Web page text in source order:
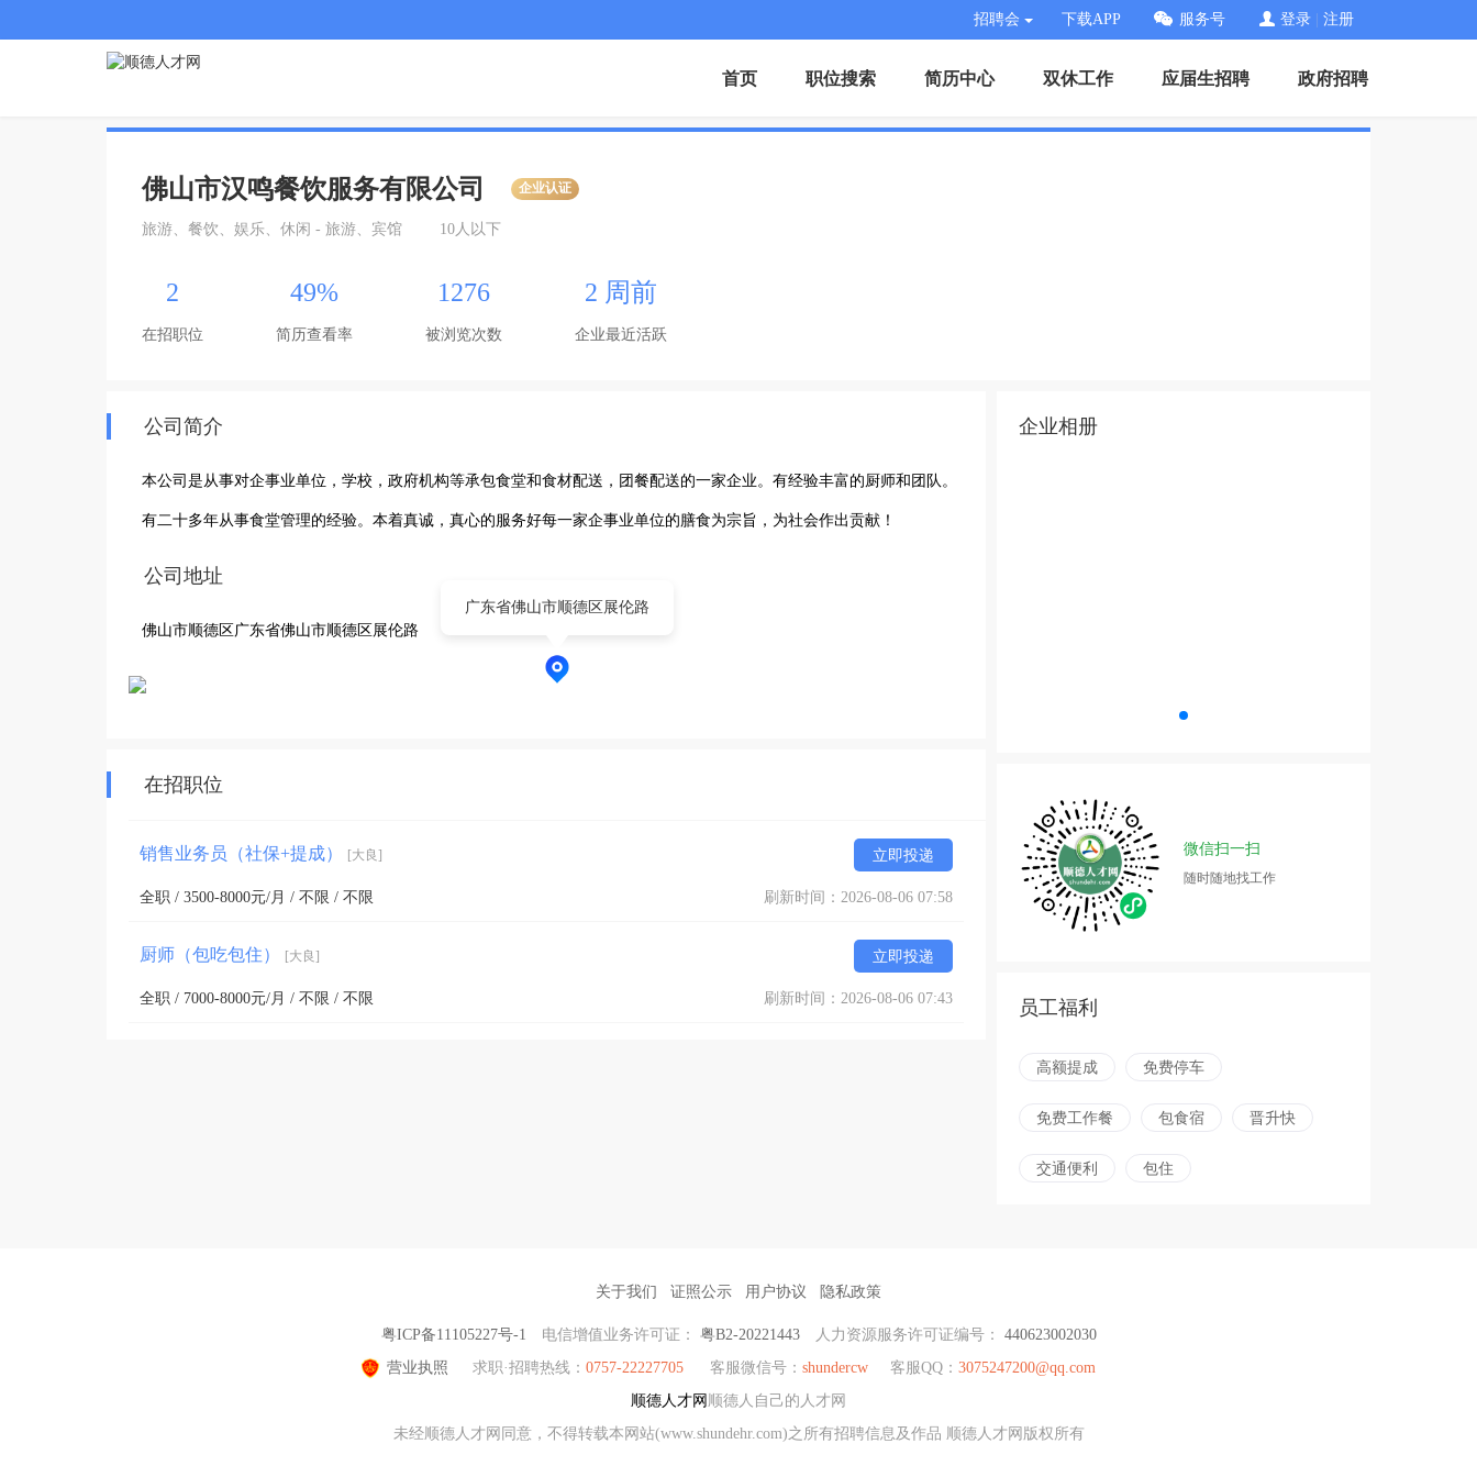
招聘会 下载APP 服务号 登录 注册
首页 职位搜索 简历中心 双休工作 应届生招聘 政府招聘
佛山市汉鸣餐饮服务有限公司 企业认证
旅游、餐饮、娱乐、休闲 - 旅游、宾馆 10人以下
2
在招职位
49%
简历查看率
1276
被浏览次数
2 周前
企业最近活跃
公司简介
本公司是从事对企事业单位，学校，政府机构等承包食堂和食材配送，团餐配送的一家企业。有经验丰富的厨师和团队。
有二十多年从事食堂管理的经验。本着真诚，真心的服务好每一家企事业单位的膳食为宗旨，为社会作出贡献！
公司地址
佛山市顺德区广东省佛山市顺德区展伦路
广东省佛山市顺德区展伦路
在招职位
销售业务员（社保+提成） [大良] 立即投递
全职 / 3500-8000元/月 / 不限 / 不限 刷新时间：2026-08-06 07:58
厨师（包吃包住） [大良] 立即投递
全职 / 7000-8000元/月 / 不限 / 不限 刷新时间：2026-08-06 07:43
企业相册
微信扫一扫
随时随地找工作
员工福利
高额提成 免费停车
免费工作餐 包食宿 晋升快
交通便利 包住
关于我们 证照公示 用户协议 隐私政策
粤ICP备11105227号-1 电信增值业务许可证： 粤B2-20221443 人力资源服务许可证编号： 440623002030
营业执照
求职·招聘热线： 0757-22227705 客服微信号： shundercw 客服QQ： 3075247200@qq.com
顺德人才网 顺德人自己的人才网
未经顺德人才网同意，不得转载本网站(www.shundehr.com)之所有招聘信息及作品 顺德人才网版权所有